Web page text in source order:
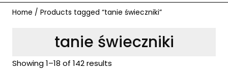
Home / Products tagged “tanie świeczniki”
tanie świeczniki
Showing 1–18 of 142 results